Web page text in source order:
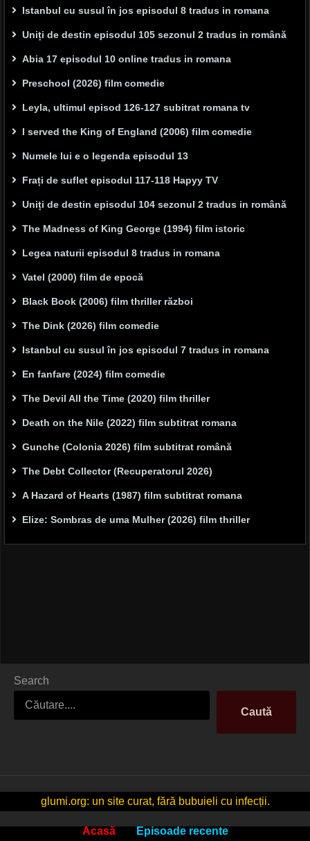
Istanbul cu susul în jos episodul 8 tradus in romana
Uniți de destin episodul 105 sezonul 2 tradus in română
Abia 17 episodul 10 online tradus in romana
Preschool (2026) film comedie
Leyla, ultimul episod 126-127 subitrat romana tv
I served the King of England (2006) film comedie
Numele lui e o legenda episodul 13
Frați de suflet episodul 117-118 Hapyy TV
Uniți de destin episodul 104 sezonul 2 tradus in română
The Madness of King George (1994) film istoric
Legea naturii episodul 8 tradus in romana
Vatel (2000) film de epocă
Black Book (2006) film thriller război
The Dink (2026) film comedie
Istanbul cu susul în jos episodul 7 tradus in romana
En fanfare (2024) film comedie
The Devil All the Time (2020) film thriller
Death on the Nile (2022) film subtitrat romana
Gunche (Colonia 2026) film subtitrat română
The Debt Collector (Recuperatorul 2026)
A Hazard of Hearts (1987) film subtitrat romana
Elize: Sombras de uma Mulher (2026) film thriller
Search
Caută
glumi.org: un site curat, fără bubuieli cu infecții.
Acasă Episoade recente